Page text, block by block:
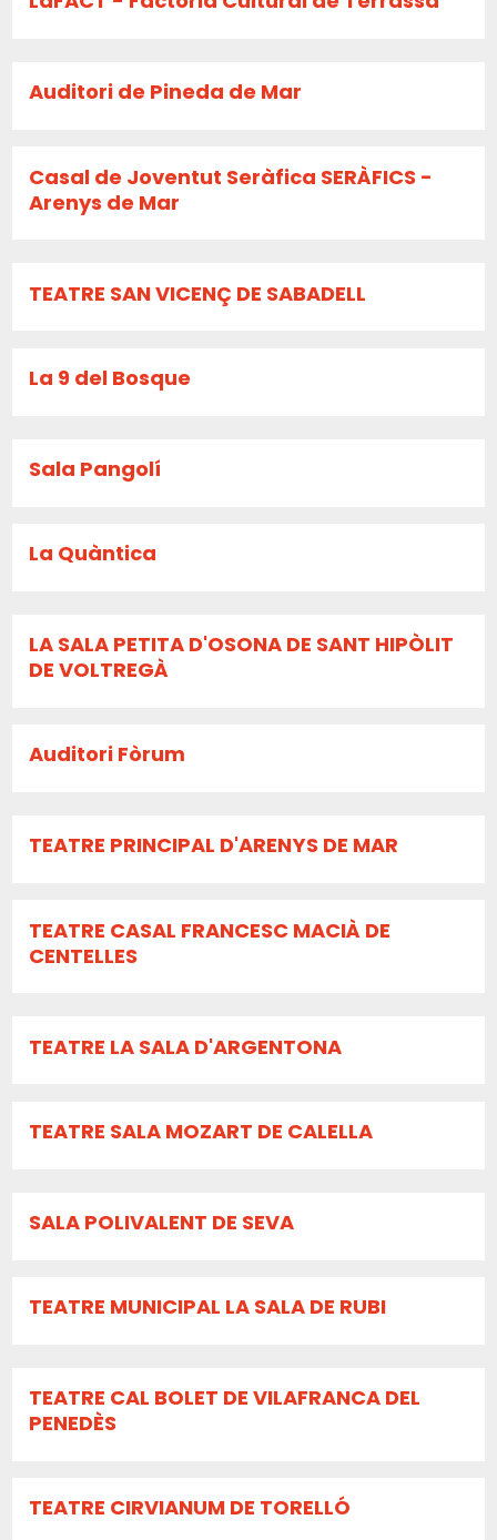
Auditori de Pineda de Mar
Casal de Joventut Seràfica SERÀFICS -
Arenys de Mar
TEATRE SAN VICENÇ DE SABADELL
La 9 del Bosque
Sala Pangolí
La Quàntica
LA SALA PETITA D'OSONA DE SANT HIPÒLIT
DE VOLTREGÀ
Auditori Fòrum
TEATRE PRINCIPAL D'ARENYS DE MAR
TEATRE CASAL FRANCESC MACIÀ DE
CENTELLES
TEATRE LA SALA D'ARGENTONA
TEATRE SALA MOZART DE CALELLA
SALA POLIVALENT DE SEVA
TEATRE MUNICIPAL LA SALA DE RUBI
TEATRE CAL BOLET DE VILAFRANCA DEL
PENEDÈS
TEATRE CIRVIANUM DE TORELLÓ